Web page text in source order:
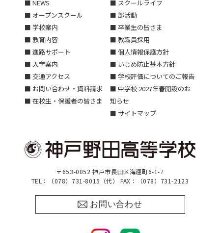
■ NEWS
■ オープンスクール
■ 学校案内
■ 教育内容
■ 進路サポート
■ 入学案内
■ 交通アクセス
■ お問い合わせ・資料請求
■ 在校生・保護者の皆さま
■ スクールライフ
■ 部活動
■ 卒業生の皆さま
■ 教職員採用
■ 個人情報保護方針
■ いじめ防止基本方針
■ 学校評価についてのご報告
■ 中学校 2027年春開設のお
知らせ
■ サイトマップ
〒653-0052 神戸市長田区海運町6-1-7
TEL：（078）731-8015（代） FAX：（078）731-2123
お問い合わせ